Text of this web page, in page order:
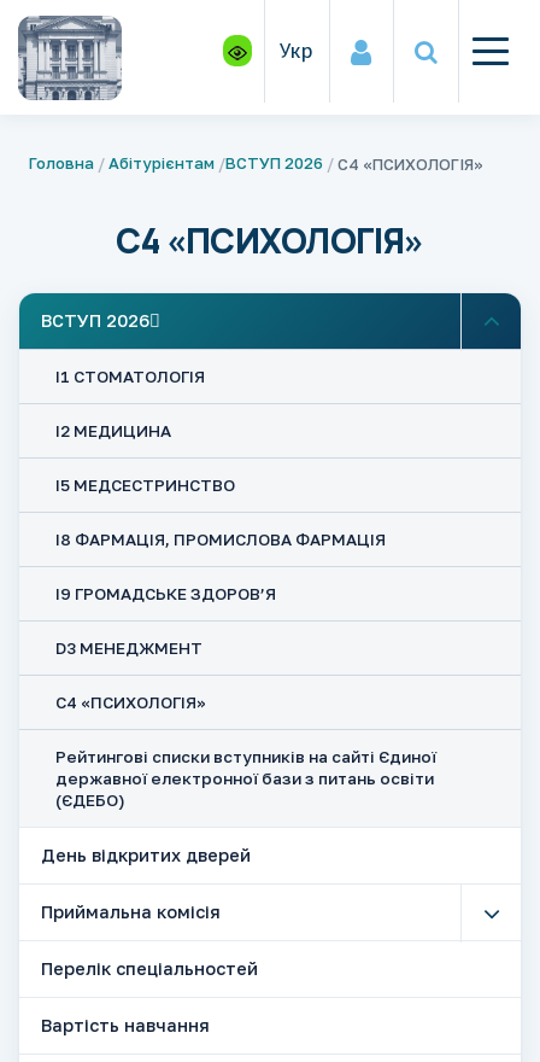
Укр
Головна Абітурієнтам ВСТУП 2026 С4 «ПСИХОЛОГІЯ»
С4 «ПСИХОЛОГІЯ»
ВСТУП 2026
І1 СТОМАТОЛОГІЯ
І2 МЕДИЦИНА
І5 МЕДСЕСТРИНСТВО
І8 ФАРМАЦІЯ, ПРОМИСЛОВА ФАРМАЦІЯ
І9 ГРОМАДСЬКЕ ЗДОРОВ’Я
D3 МЕНЕДЖМЕНТ
С4 «ПСИХОЛОГІЯ»
Рейтингові списки вступників на сайті Єдиної
державної електронної бази з питань освіти
(ЄДЕБО)
День відкритих дверей
Приймальна комісія
Перелік спеціальностей
Вартість навчання